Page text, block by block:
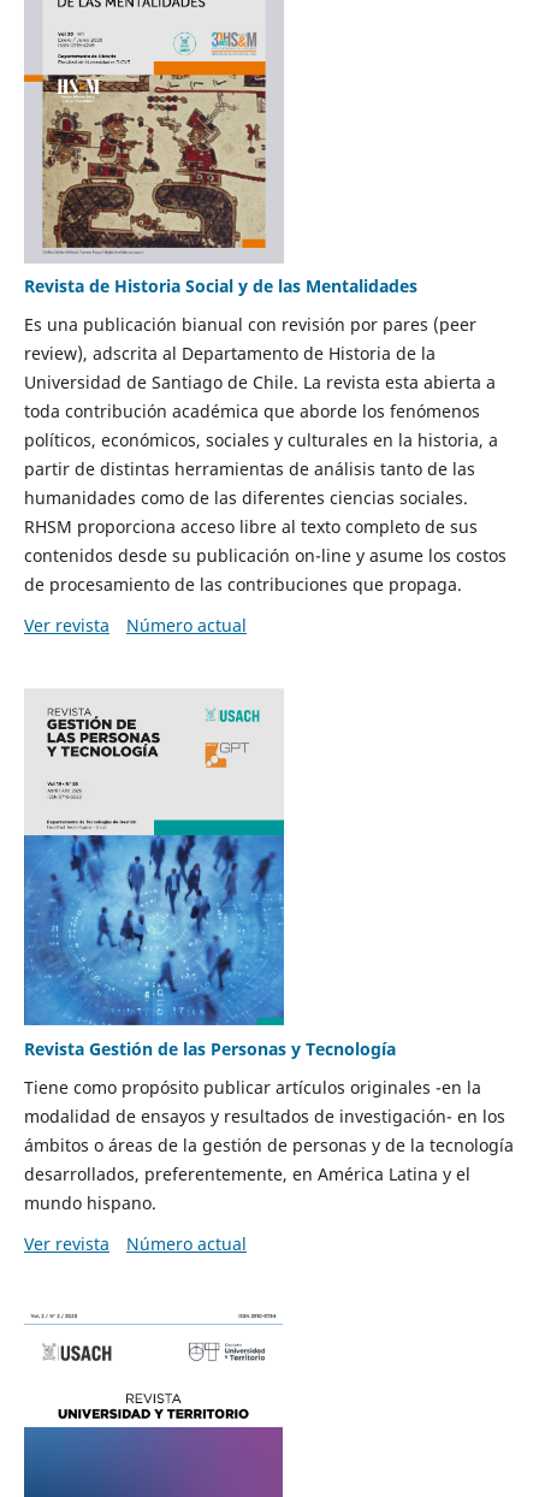
Revista de Historia Social y de las Mentalidades
Es una publicación bianual con revisión por pares (peer
review), adscrita al Departamento de Historia de la
Universidad de Santiago de Chile. La revista esta abierta a
toda contribución académica que aborde los fenómenos
políticos, económicos, sociales y culturales en la historia, a
partir de distintas herramientas de análisis tanto de las
humanidades como de las diferentes ciencias sociales.
RHSM proporciona acceso libre al texto completo de sus
contenidos desde su publicación on-line y asume los costos
de procesamiento de las contribuciones que propaga.
Ver revista
Número actual
Revista Gestión de las Personas y Tecnología
Tiene como propósito publicar artículos originales -en la
modalidad de ensayos y resultados de investigación- en los
ámbitos o áreas de la gestión de personas y de la tecnología
desarrollados, preferentemente, en América Latina y el
mundo hispano.
Ver revista
Número actual